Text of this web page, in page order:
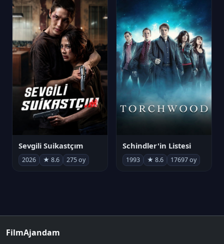
Sevgili Suikastçım
2026 ★ 8.6 275 oy
Schindler'in Listesi
1993 ★ 8.6 17697 oy
FilmAjandam